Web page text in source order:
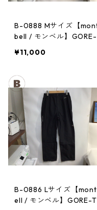
B-0888 Mサイズ【
bell / モンベル】
パンツ：メンズBK
¥11,000
B-0886 Lサイズ【
ell / モンベル】GORE-